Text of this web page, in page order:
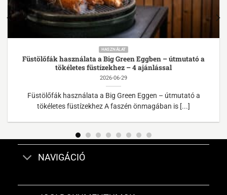
HASZNÁLAT
Füstölőfák használata a Big Green Eggben – útmutató a
tökéletes füstízekhez – 4 ajánlással
2026-06-29
Füstölőfák használata a Big Green Eggen – útmutató a
tökéletes füstízekhez A faszén önmagában is [...]
NAVIGÁCIÓ